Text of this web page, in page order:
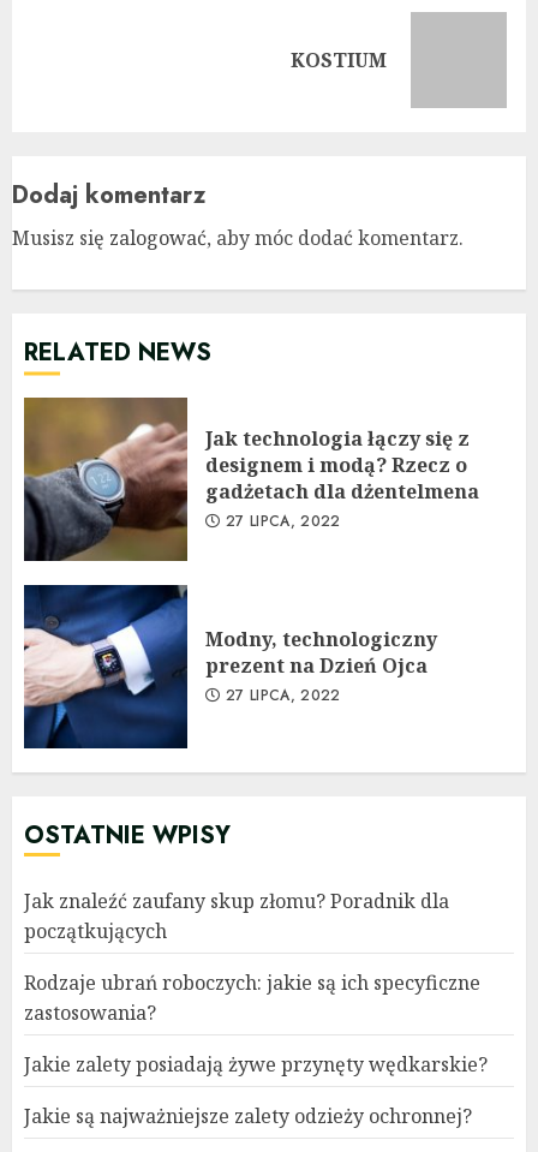
KOSTIUM
Dodaj komentarz
Musisz się zalogować, aby móc dodać komentarz.
RELATED NEWS
Jak technologia łączy się z
designem i modą? Rzecz o
gadżetach dla dżentelmena
27 LIPCA, 2022
Modny, technologiczny
prezent na Dzień Ojca
27 LIPCA, 2022
OSTATNIE WPISY
Jak znaleźć zaufany skup złomu? Poradnik dla
początkujących
Rodzaje ubrań roboczych: jakie są ich specyficzne
zastosowania?
Jakie zalety posiadają żywe przynęty wędkarskie?
Jakie są najważniejsze zalety odzieży ochronnej?